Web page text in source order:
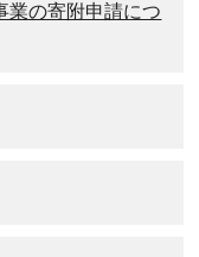
業の寄附申請につ